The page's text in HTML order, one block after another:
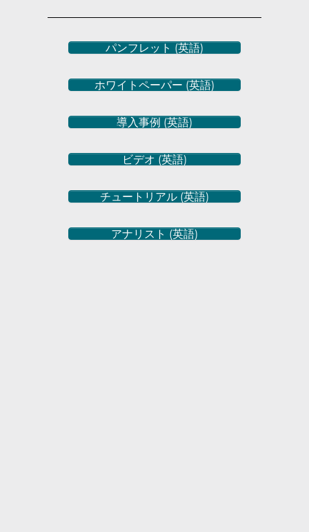
パンフレット (英語)
ホワイトペーパー (英語)
導入事例 (英語)
ビデオ (英語)
チュートリアル (英語)
アナリスト (英語)